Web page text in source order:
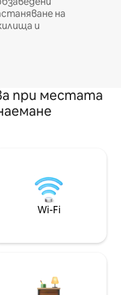
на
и
при местата
Wi-Fi